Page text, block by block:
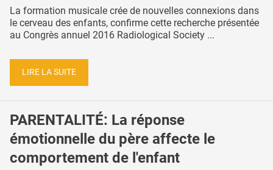
La formation musicale crée de nouvelles connexions dans
le cerveau des enfants, confirme cette recherche présentée
au Congrès annuel 2016 Radiological Society ...
LIRE LA SUITE
PARENTALITÉ: La réponse
émotionnelle du père affecte le
comportement de l'enfant